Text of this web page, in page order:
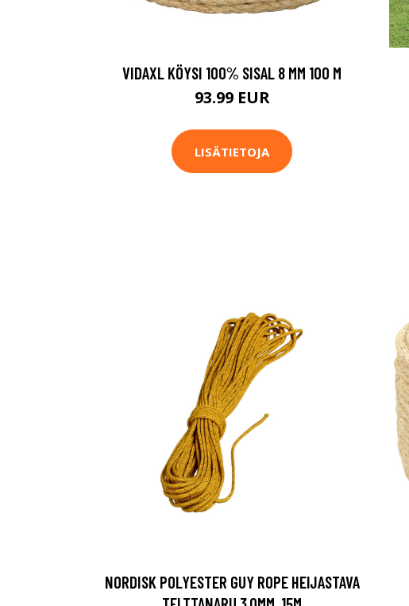
VIDAXL KÖYSI 100% SISAL 8 MM 100 M
93.99 EUR
LISÄTIETOJA
NORDISK POLYESTER GUY ROPE HEIJASTAVA